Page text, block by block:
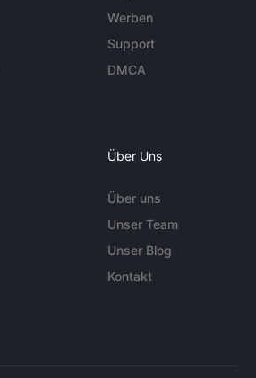
Werben
Support
DMCA
Über Uns
Über uns
Unser Team
Unser Blog
Kontakt